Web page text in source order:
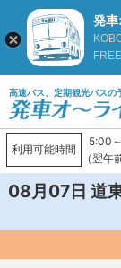
高速バス、定期観光バスの
利用可能時間
5:00
（翌午
08月07日 道
発車